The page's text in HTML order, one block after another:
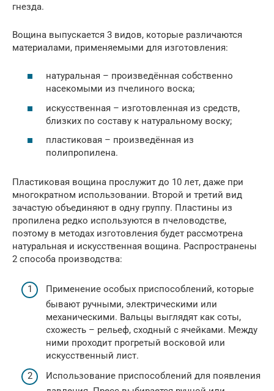
гнезда.
Вощина выпускается 3 видов, которые различаются
материалами, применяемыми для изготовления:
натуральная – произведённая собственно
насекомыми из пчелиного воска;
искусственная – изготовленная из средств,
близких по составу к натуральному воску;
пластиковая – произведённая из
полипропилена.
Пластиковая вощина прослужит до 10 лет, даже при
многократном использовании. Второй и третий вид
зачастую объединяют в одну группу. Пластины из
пропилена редко используются в пчеловодстве,
поэтому в методах изготовления будет рассмотрена
натуральная и искусственная вощина. Распространены
2 способа производства:
Применение особых приспособлений, которые
бывают ручными, электрическими или
механическими. Вальцы выглядят как соты,
схожесть – рельеф, сходный с ячейками. Между
ними проходит прогретый восковой или
искусственный лист.
Использование приспособлений для появления